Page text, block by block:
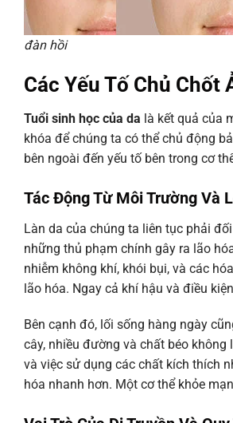
đàn hồi
Các Yếu Tố Chủ Chốt
Tuổi sinh học của da là kết quả của
khóa để chúng ta có thể chủ động
bên ngoài đến yếu tố bên trong cơ
Tác Động Từ Môi Trường Và
Làn da của chúng ta liên tục phải
những thủ phạm chính gây ra lão
nhiễm không khí, khói bụi, và các
lão hóa. Ngay cả khí hậu và điều
Bên cạnh đó, lối sống hàng ngày
cây, nhiều đường và chất béo
và việc sử dụng các chất kích thích
hóa nhanh hơn. Một cơ thể khỏe